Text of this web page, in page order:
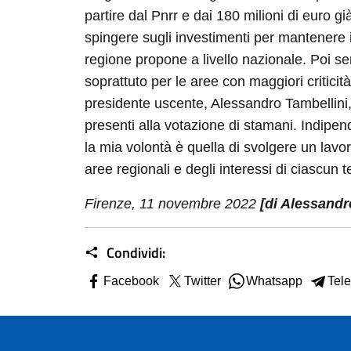
partire dal Pnrr e dai 180 milioni di euro
spingere sugli investimenti per
regione propone a livello nazionale. Poi
soprattuto per le aree con maggiori
presidente uscente, Alessandro
presenti alla votazione di stamani.
la mia volontà è quella di svolgere un
aree regionali e degli interessi di ciascun
Firenze, 11 novembre 2022 [di
Condividi:
Facebook Twitter Whatsapp